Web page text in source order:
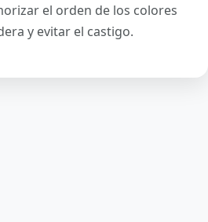
el orden de los colores
y evitar el castigo.